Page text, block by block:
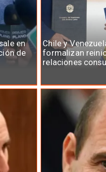
en
de
Chile y
formalizan
relaciones